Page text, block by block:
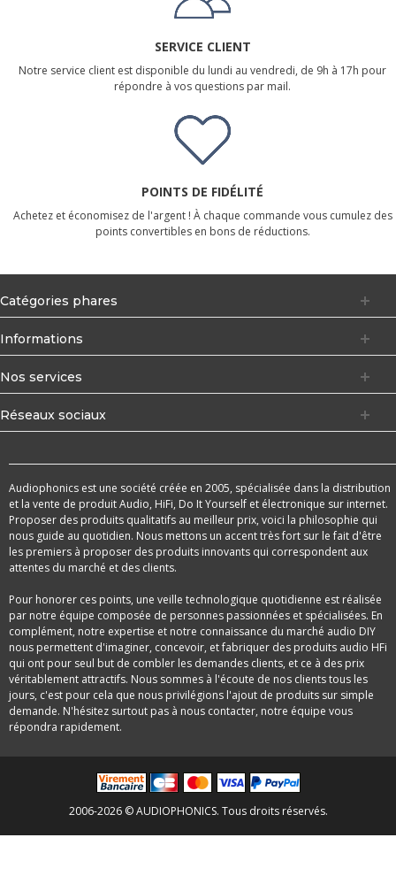
SERVICE CLIENT
Notre service client est disponible du lundi au vendredi, de 9h à 17h pour
répondre à vos questions par mail.
POINTS DE FIDÉLITÉ
Achetez et économisez de l'argent ! À chaque commande vous cumulez des
points convertibles en bons de réductions.
Catégories phares
Informations
Nos services
Réseaux sociaux
Audiophonics est une société créée en 2005, spécialisée dans la distribution
et la vente de produit Audio, HiFi, Do It Yourself et électronique sur internet.
Proposer des produits qualitatifs au meilleur prix, voici la philosophie qui
nous guide au quotidien. Nous mettons un accent très fort sur le fait d'être
les premiers à proposer des produits innovants qui correspondent aux
attentes du marché et des clients.
Pour honorer ces points, une veille technologique quotidienne est réalisée
par notre équipe composée de personnes passionnées et spécialisées. En
complément, notre expertise et notre connaissance du marché audio DIY
nous permettent d'imaginer, concevoir, et fabriquer des produits audio HFi
qui ont pour seul but de combler les demandes clients, et ce à des prix
véritablement attractifs. Nous sommes à l'écoute de nos clients tous les
jours, c'est pour cela que nous privilégions l'ajout de produits sur simple
demande. N'hésitez surtout pas à nous contacter, notre équipe vous
répondra rapidement.
2006-2026 © AUDIOPHONICS. Tous droits réservés.